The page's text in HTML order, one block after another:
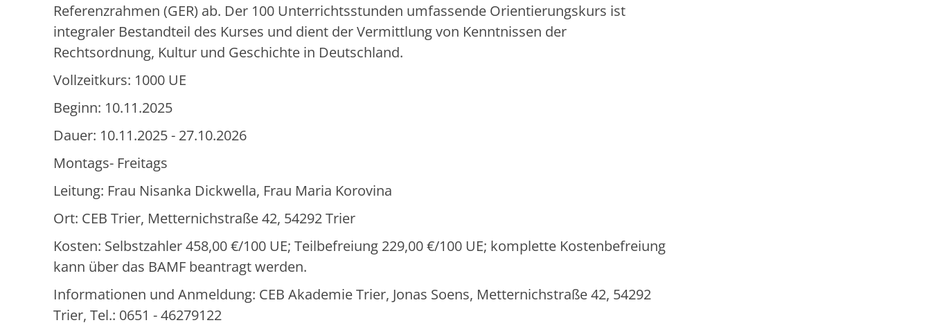
Referenzrahmen (GER) ab. Der 100 Unterrichtsstunden umfassende Orientierungskurs ist
integraler Bestandteil des Kurses und dient der Vermittlung von Kenntnissen der
Rechtsordnung, Kultur und Geschichte in Deutschland.
Vollzeitkurs: 1000 UE
Beginn: 10.11.2025
Dauer: 10.11.2025 - 27.10.2026
Montags- Freitags
Leitung: Frau Nisanka Dickwella, Frau Maria Korovina
Ort: CEB Trier, Metternichstraße 42, 54292 Trier
Kosten: Selbstzahler 458,00 €/100 UE; Teilbefreiung 229,00 €/100 UE; komplette Kostenbefreiung
kann über das BAMF beantragt werden.
Informationen und Anmeldung: CEB Akademie Trier, Jonas Soens, Metternichstraße 42, 54292
Trier, Tel.: 0651 - 46279122